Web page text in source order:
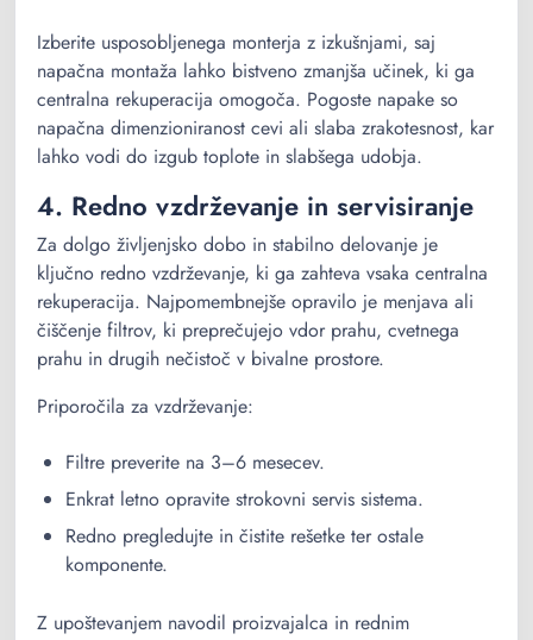
Izberite usposobljenega monterja z izkušnjami, saj
napačna montaža lahko bistveno zmanjša učinek, ki ga
centralna rekuperacija omogoča. Pogoste napake so
napačna dimenzioniranost cevi ali slaba zrakotesnost, kar
lahko vodi do izgub toplote in slabšega udobja.
4. Redno vzdrževanje in servisiranje
Za dolgo življenjsko dobo in stabilno delovanje je
ključno redno vzdrževanje, ki ga zahteva vsaka centralna
rekuperacija. Najpomembnejše opravilo je menjava ali
čiščenje filtrov, ki preprečujejo vdor prahu, cvetnega
prahu in drugih nečistoč v bivalne prostore.
Priporočila za vzdrževanje:
Filtre preverite na 3–6 mesecev.
Enkrat letno opravite strokovni servis sistema.
Redno pregledujte in čistite rešetke ter ostale
komponente.
Z upoštevanjem navodil proizvajalca in rednim